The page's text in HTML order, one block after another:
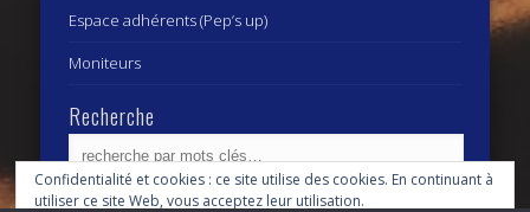
Espace adhérents (Pep’s up)
Moniteurs
Recherche
Confidentialité et cookies : ce site utilise des cookies. En continuant à
utiliser ce site Web, vous acceptez leur utilisation.